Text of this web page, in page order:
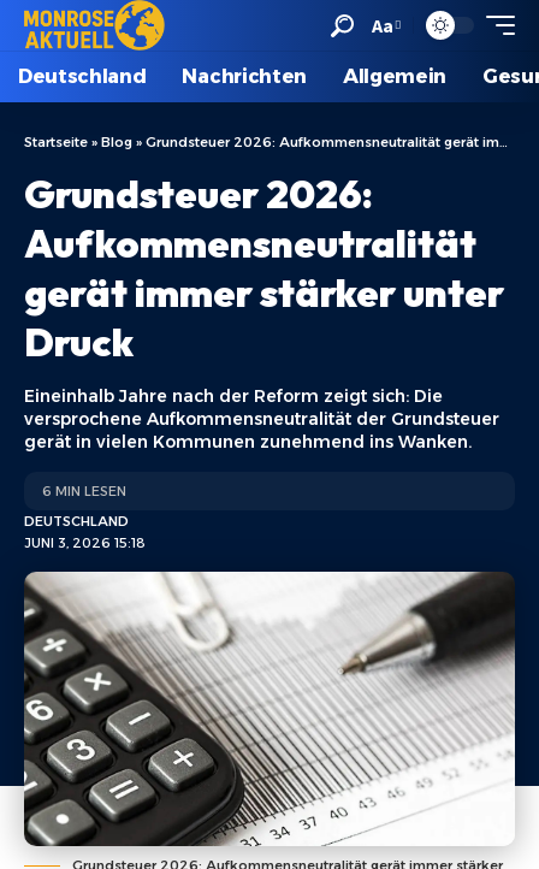
Aa
Deutschland Nachrichten Allgemein
Startseite » Blog » Grundsteuer 2026: Aufkommensneutralität gerät immer stärker unter Druck
Grundsteuer 2026:
Aufkommensneutralität
gerät immer stärker unter
Druck
Eineinhalb Jahre nach der Reform zeigt sich: Die
versprochene Aufkommensneutralität der Grundsteuer
gerät in vielen Kommunen zunehmend ins Wanken.
JUNI 3, 2026 15:18
DEUTSCHLAND
6 MIN LESEN